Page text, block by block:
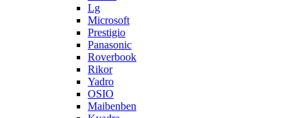
Lg
Microsoft
Prestigio
Panasonic
Roverbook
Rikor
Yadro
OSIO
Maibenben